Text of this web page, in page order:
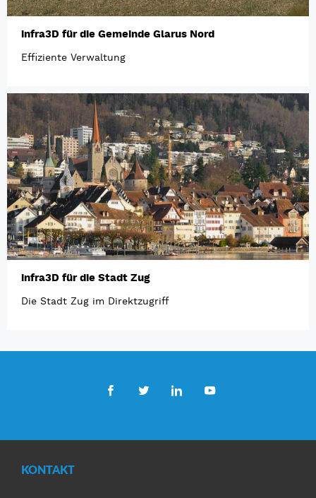
infra3D für die Gemeinde Glarus Nord
Effiziente Verwaltung
infra3D für die Stadt Zug
Die Stadt Zug im Direktzugriff
KONTAKT